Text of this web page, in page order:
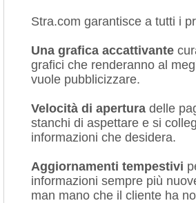
Stra.com garantisce a tutti i
Una grafica accattivante
grafici che renderanno al
vuole pubblicizzare.
Velocità di apertura delle
stanchi di aspettare e si
informazioni che desidera.
Aggiornamenti tempestivi
informazioni sempre più
man mano che il cliente ha